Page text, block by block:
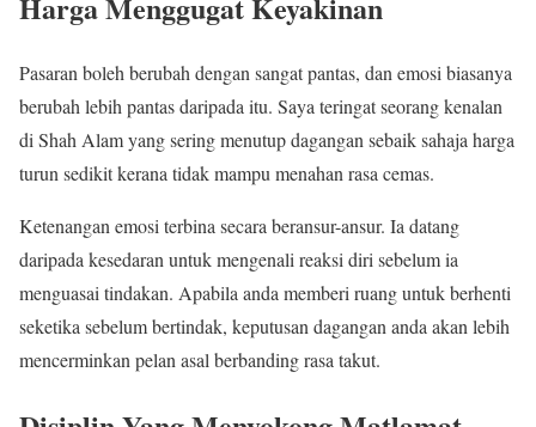
Pasaran boleh berubah dengan sangat pantas, dan emosi biasanya
berubah lebih pantas daripada itu. Saya teringat seorang kenalan
di Shah Alam yang sering menutup dagangan sebaik sahaja harga
turun sedikit kerana tidak mampu menahan rasa cemas.
Ketenangan emosi terbina secara beransur-ansur. Ia datang
daripada kesedaran untuk mengenali reaksi diri sebelum ia
menguasai tindakan. Apabila anda memberi ruang untuk berhenti
seketika sebelum bertindak, keputusan dagangan anda akan lebih
mencerminkan pelan asal berbanding rasa takut.